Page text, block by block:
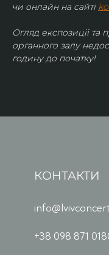
чи онлайн на сайті
Огляд експозиції та
органного залу
годину до початку!
КОНТАКТИ
+38 098 871